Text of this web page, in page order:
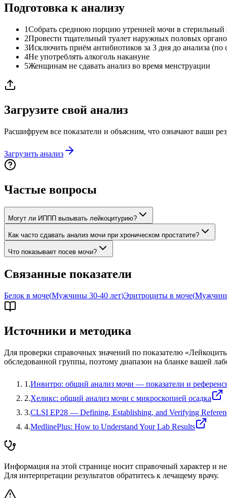
Подготовка к анализу
1Собрать среднюю порцию утренней мочи в стерильный
2Провести тщательный туалет наружных половых
3Исключить приём антибиотиков за 3 дня до анализа (по
4Не употреблять алкоголь накануне
5Женщинам не сдавать анализ во время менструации
Загрузите свой анализ
Расшифруем все показатели и объясним, что означают ваши
Загрузить анализ
Частые вопросы
Могут ли ИППП вызывать лейкоцитурию?
Как часто сдавать анализ мочи при хроническом простатите?
Что показывает посев мочи?
Связанные показатели
Белок в моче(Мужчины 30-40 лет)Эритроциты в моче(
Источники и методика
Для проверки справочных значений по показателю «
обследованной группы, поэтому диапазон на бланке вашей
1 .Инвитро: общий анализ мочи — показатели и
2.Хеликс: общий анализ мочи с микроскопией осадка
3.CLSI EP28 — Defining, Establishing, and Verifying
4.MedlinePlus: How to Understand Your Lab Results
Информация на этой странице носит справочный характер и
Для интерпретации результатов обратитесь к лечащему врачу.